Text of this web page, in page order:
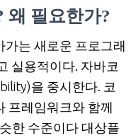
왜 필요한가?
가는 새로운 프로그래
실용적이다. 자바코
을 중시한다. 코
프레임워크와 함께
한 수준이다 대상플